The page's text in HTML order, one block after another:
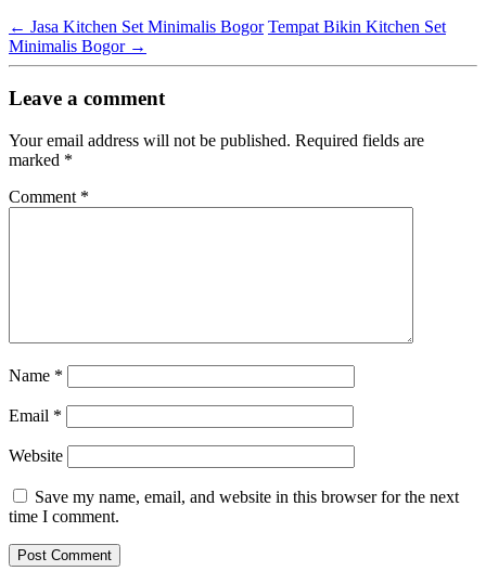
← Jasa Kitchen Set Minimalis Bogor Tempat Bikin Kitchen Set
Minimalis Bogor →
Leave a comment
Your email address will not be published. Required fields are
marked *
Comment *
Name *
Email *
Website
Save my name, email, and website in this browser for the next
time I comment.